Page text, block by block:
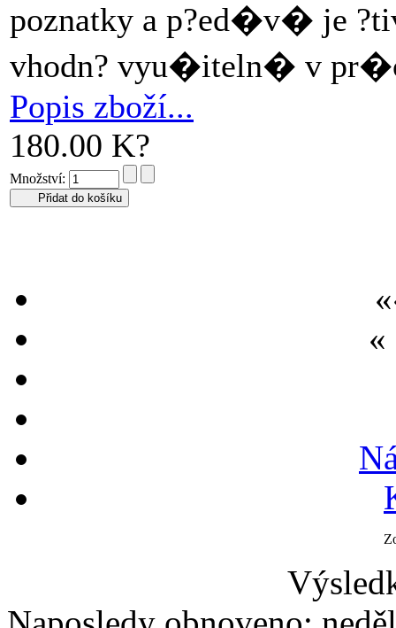
poznatky a p?ed�v� je
vhodn? vyu�iteln� v
Popis zboží...
180.00 K?
Množství:
«